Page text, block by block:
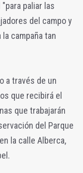
paliar las
del campo y
campaña tan
a través de un
que recibirá el
que trabajarán
del Parque
la calle Alberca,